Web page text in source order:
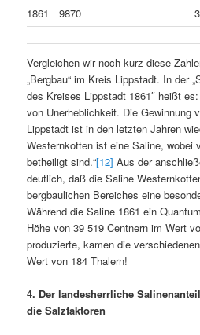
1861
9870
Vergleichen wir noch kurz diese
„Bergbau“ im Kreis Lippstadt. In der
des Kreises Lippstadt 1861″ heißt
von Unerheblichkeit. Die Gewinnung
Lippstadt ist in den letzten Jahren
Westernkotten ist eine Saline, wobei
betheiligt sind.“[12] Aus der
deutlich, daß die Saline
bergbaulichen Bereiches eine
Während die Saline 1861 ein
Höhe von 39 519 Centnern im Wert
produzierte, kamen die
Wert von 184 Thalern!
4. Der landesherrliche
die Salzfaktoren